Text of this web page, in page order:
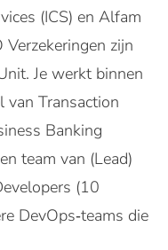
(ICS) en Alfam
zijn
Je werkt binnen
van Transaction
Banking
team van (Lead)
(10
DevOps‑teams die